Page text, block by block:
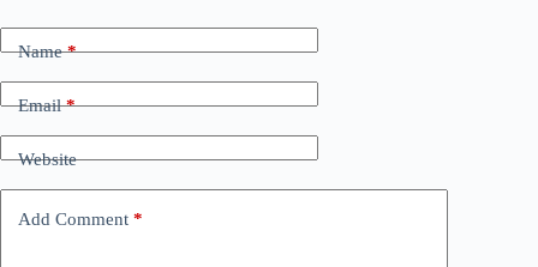
Name*
Email*
Website
Add Comment *